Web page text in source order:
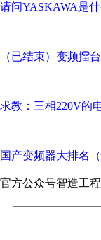
请问YASKAWA是
（已结束）变频擂
求教：三相220V的
国产变频器大排名（
官方公众号智造工